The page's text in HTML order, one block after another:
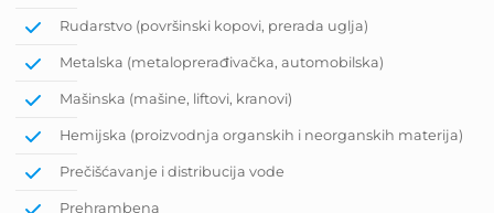
Rudarstvo (površinski kopovi, prerada uglja)
Metalska (metaloprerađivačka, automobilska)
Mašinska (mašine, liftovi, kranovi)
Hemijska (proizvodnja organskih i neorganskih materija)
Prečišćavanje i distribucija vode
Prehrambena